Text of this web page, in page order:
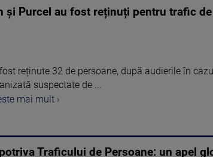
și Purcel au fost reținuți pentru trafic
reținute 32 de persoane, după audierile în
suspectate de ...
mai mult ›
Traficului de Persoane: un apel